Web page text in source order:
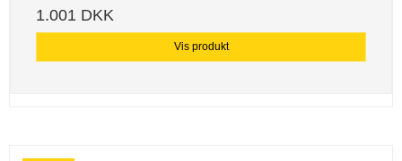
1.001 DKK
Vis produkt